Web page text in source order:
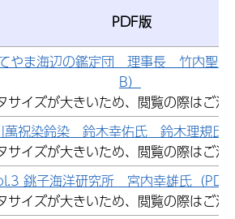
PDF版
やま海辺の鑑定団 理事長 竹内聖
B）
サイズが大きいため、閲覧の際はご注
萬祝染鈴染 鈴木幸佑氏 鈴木理規氏
サイズが大きいため、閲覧の際はご注
銚子海洋研究所 宮内幸雄氏（
サイズが大きいため、閲覧の際はご注